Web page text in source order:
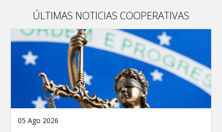
ÚLTIMAS NOTICIAS COOPERATIVAS
05 Ago 2026